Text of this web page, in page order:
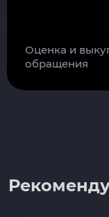
Оценка и
обращения